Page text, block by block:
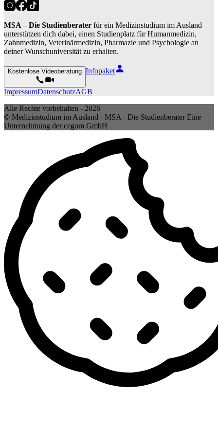
MSA – Die Studienberater für ein Medizinstudium im Ausland –
unterstützen dich dabei, einen Studienplatz für Humanmedizin,
Zahnmedizin, Veterinärmedizin, Pharmazie und Psychologie an
deiner Wunschuniversität zu erhalten.
Kostenlose Videoberatung Infopaket
ImpressumDatenschutzAGB
Alle Rechte vorbehalten - 2026
© Medizinstudium im Ausland - MSA - Die Studienberater Eine
Unternehmung der cegom GmbH